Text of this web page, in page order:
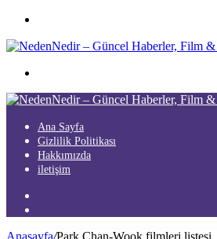
...
Ana Sayfa
Gizlilik Politikası
Hakkımızda
iletişim
Anasayfa/Park Chan-Wook filmleri listesi